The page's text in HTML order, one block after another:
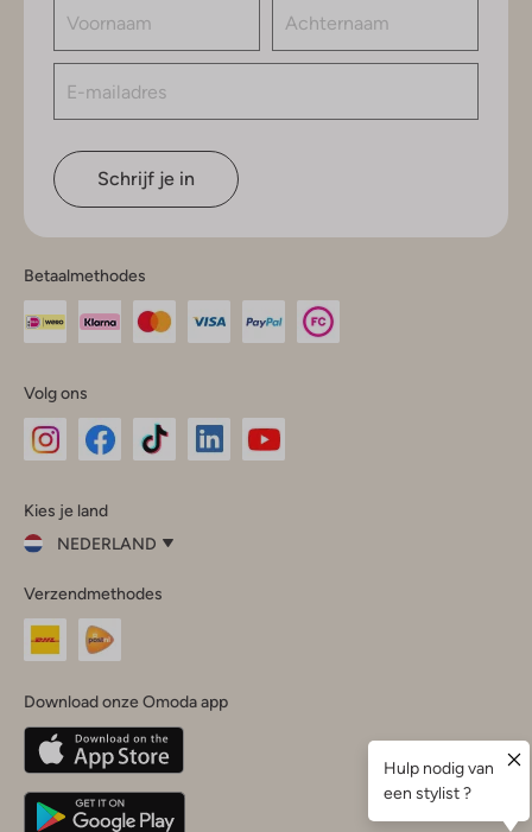
Schrijf je in
Betaalmethodes
Volg ons
InstagramFacebook
Kies je land
NEDERLAND
je
land
Nederland
Belgique(Français)
Deutschland
Verzendmethodes
Download onze Omoda app